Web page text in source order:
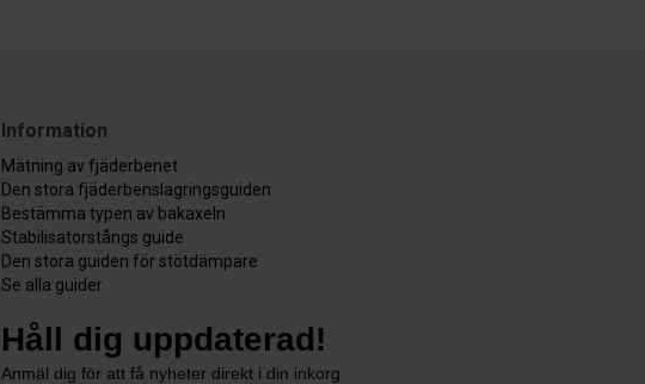
Information
Mätning av fjäderbenet
Den stora fjäderbenslagringsguiden
Bestämma typen av bakaxeln
Stabilisatorstångs guide
Den stora guiden för stötdämpare
Se alla guider
Håll dig uppdaterad!
Anmäl dig för att få nyheter direkt i din inkorg